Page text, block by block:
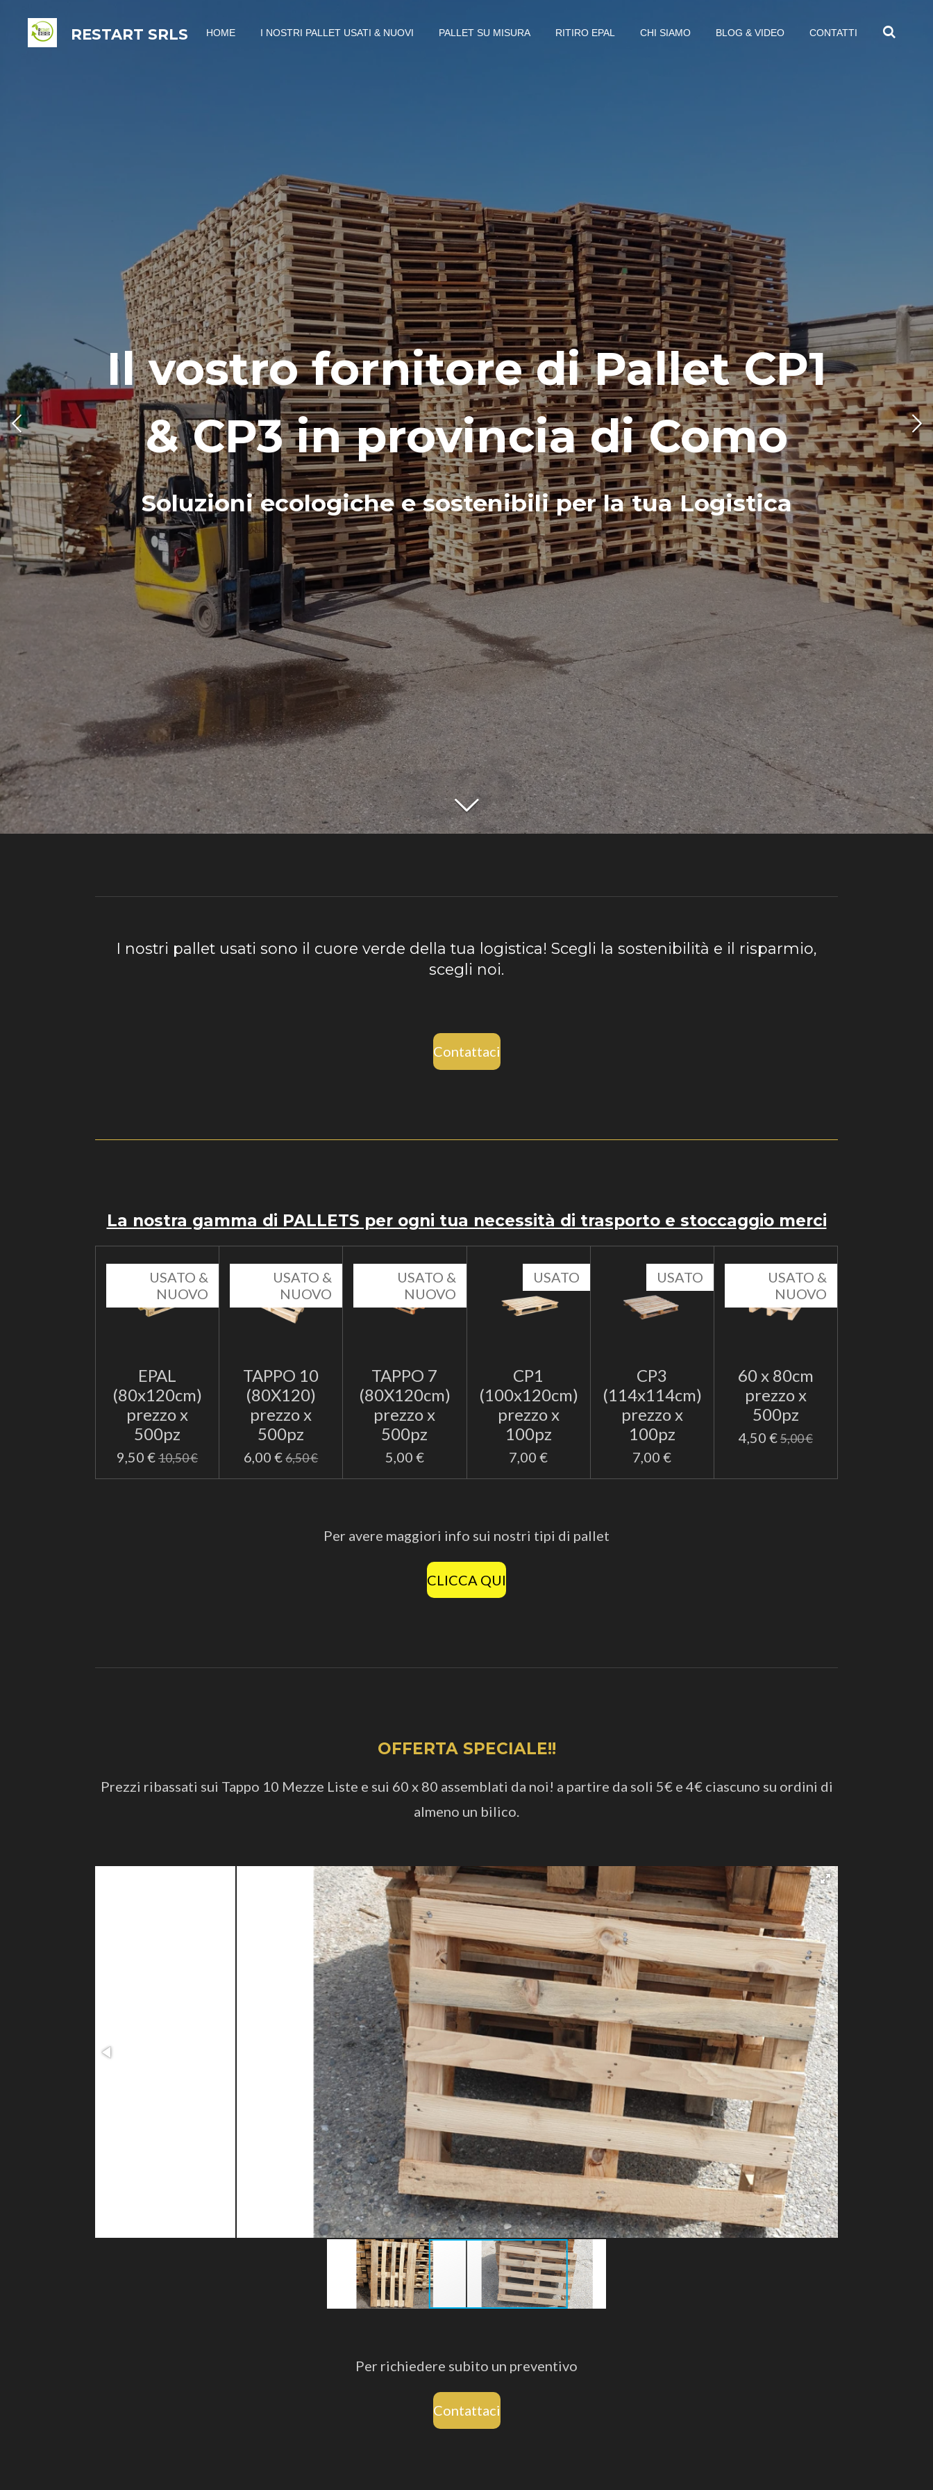
RESTART SRLS HOME I NOSTRI PALLET USATI & NUOVI PALLET SU MISURA RITIRO EPAL CHI SIAMO BLOG & VIDEO CONTATTI
Il vostro fornitore di Pallet CP1
& CP3 in provincia di Como
Soluzioni ecologiche e sostenibili per la tua Logistica
I nostri pallet usati sono il cuore verde della tua logistica! Scegli la sostenibilità e il risparmio,
scegli noi.
Contattaci
La nostra gamma di PALLETS per ogni tua necessità di trasporto e stoccaggio merci
USATO &
NUOVO
EPAL
(80x120cm)
prezzo x
500pz
9,50 €10,50 €
USATO &
NUOVO
TAPPO 10
(80X120)
prezzo x
500pz
6,00 € 6,50 €
USATO &
NUOVO
TAPPO 7
(80X120cm)
prezzo x
500pz
5,00 €
USATO
CP1
(100x120cm)
prezzo x
100pz
7,00 €
USATO
CP3
(114x114cm)
prezzo x
100pz
7,00 €
USATO &
NUOVO
60 x 80cm
prezzo x
500pz
4,50 €5,00 €
Per avere maggiori info sui nostri tipi di pallet
CLICCA QUI
OFFERTA SPECIALE!!
Prezzi ribassati sui Tappo 10 Mezze Liste e sui 60 x 80 assemblati da noi! a partire da soli 5€ e 4€ ciascuno su ordini di
almeno un bilico.
Per richiedere subito un preventivo
Contattaci